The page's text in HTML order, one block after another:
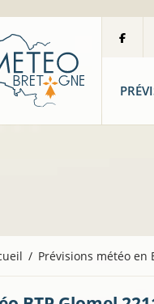
Prévisions météo en